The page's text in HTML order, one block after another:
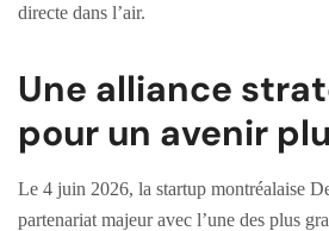
directe dans l’air.
Une alliance
pour un avenir
Le 4 juin 2026, la startup montréalaise
partenariat majeur avec l’une des plus